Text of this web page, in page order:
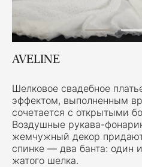
AVELINE
Шелковое свадебное
эффектом, выполненным
сочетается с открытыми
Воздушные рукава-
жемчужный декор
спинке — два банта: один
жатого шелка.